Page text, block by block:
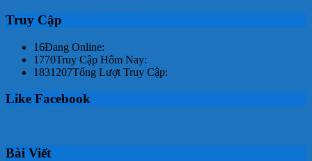
Truy Cập
16Đang Online:
1770Truy Cập Hôm Nay:
1831207Tổng Lượt Truy Cập:
Like Facebook
Bài Viết